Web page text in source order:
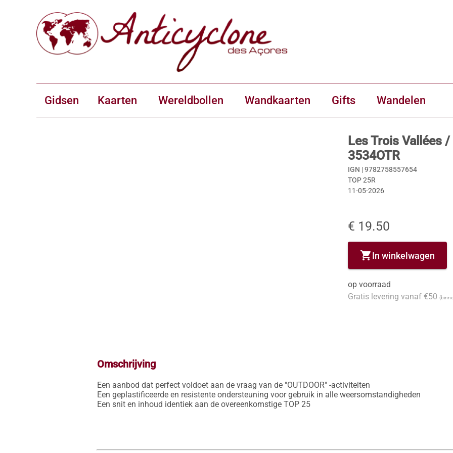
Gidsen Kaarten Wereldbollen Wandkaarten Gifts Wandelen
Les Trois Vallées
3534OTR
IGN |9782758557654
TOP 25R
11-05-2026
€ 19.50
shopping_cartIn winkelwagen
op voorraad
Gratis levering vanaf €50
Omschrijving
Een aanbod dat perfect voldoet aan de vraag van de "OUTDOOR" -activiteiten
Een geplastificeerde en resistente ondersteuning voor gebruik in alle weersomstandigheden
Een snit en inhoud identiek aan de overeenkomstige TOP 25